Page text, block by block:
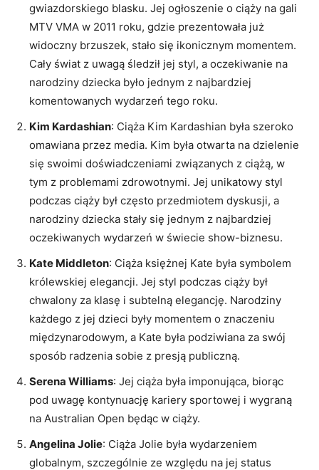
gwiazdorskiego blasku. Jej ogłoszenie o ciąży na gali
MTV VMA w 2011 roku, gdzie prezentowała już
widoczny brzuszek, stało się ikonicznym momentem.
Cały świat z uwagą śledził jej styl, a oczekiwanie na
narodziny dziecka było jednym z najbardziej
komentowanych wydarzeń tego roku.
Kim Kardashian: Ciąża Kim Kardashian była szeroko
omawiana przez media. Kim była otwarta na dzielenie
się swoimi doświadczeniami związanych z ciążą, w
tym z problemami zdrowotnymi. Jej unikatowy styl
podczas ciąży był często przedmiotem dyskusji, a
narodziny dziecka stały się jednym z najbardziej
oczekiwanych wydarzeń w świecie show-biznesu.
Kate Middleton: Ciąża księżnej Kate była symbolem
królewskiej elegancji. Jej styl podczas ciąży był
chwalony za klasę i subtelną elegancję. Narodziny
każdego z jej dzieci były momentem o znaczeniu
międzynarodowym, a Kate była podziwiana za swój
sposób radzenia sobie z presją publiczną.
Serena Williams: Jej ciąża była imponująca, biorąc
pod uwagę kontynuację kariery sportowej i wygraną
na Australian Open będąc w ciąży.
Angelina Jolie: Ciąża Jolie była wydarzeniem
globalnym, szczególnie ze względu na jej status